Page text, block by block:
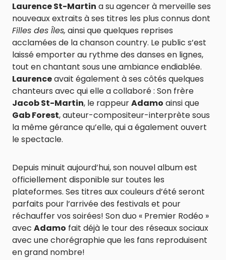
Laurence St-Martin a su agencer à merveille ses
nouveaux extraits à ses titres les plus connus dont
Filles des Îles, ainsi que quelques reprises
acclamées de la chanson country. Le public s’est
laissé emporter au rythme des danses en lignes,
tout en chantant sous une ambiance endiablée.
Laurenceavait également à ses côtés quelques
chanteurs avec qui elle a collaboré : Son frère
Jacob St-Martin, le rappeurAdamo ainsi que
Gab Forest, auteur-compositeur-interprète sous
la même gérance qu’elle, qui a également ouvert
le spectacle.
Depuis minuit aujourd’hui, son nouvel album est
officiellement disponible sur toutes les
plateformes. Ses titres aux couleurs d’été seront
parfaits pour l’arrivée des festivals et pour
réchauffer vos soirées! Son duo « Premier Rodéo »
avec Adamo fait déjà le tour des réseaux sociaux
avec une chorégraphie que les fans reproduisent
en grand nombre!